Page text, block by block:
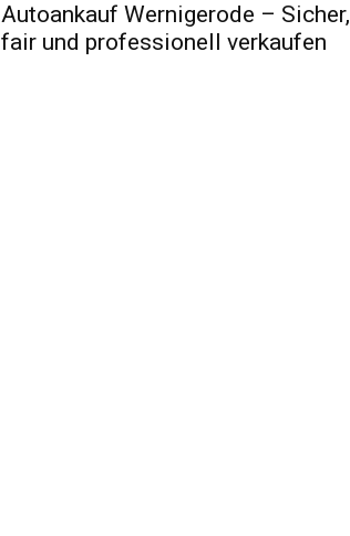
Autoankauf Wernigerode – Sicher,
fair und professionell verkaufen